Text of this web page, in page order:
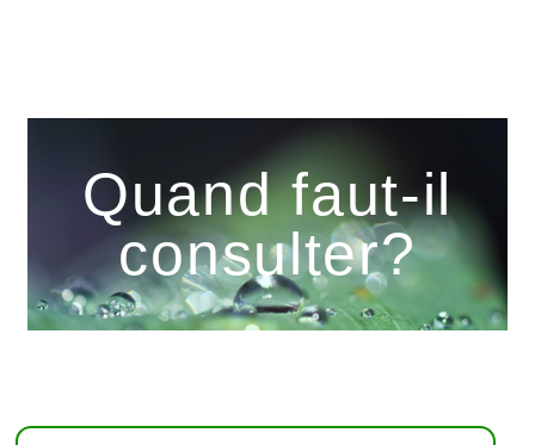
Quand faut-il
consulter?